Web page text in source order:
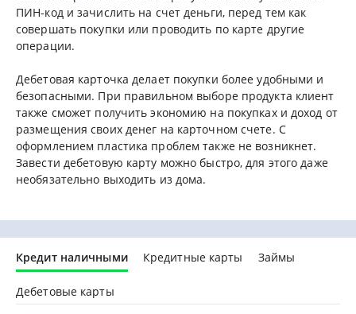
ПИН-код и зачислить на счет деньги, перед тем как
совершать покупки или проводить по карте другие
операции.
Дебетовая карточка делает покупки более удобными и
безопасными. При правильном выборе продукта клиент
также сможет получить экономию на покупках и доход от
размещения своих денег на карточном счете. С
оформлением пластика проблем также не возникнет.
Завести дебетовую карту можно быстро, для этого даже
необязательно выходить из дома.
Кредит наличными Кредитные карты Займы
Дебетовые карты